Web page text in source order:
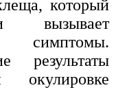
который
результаты